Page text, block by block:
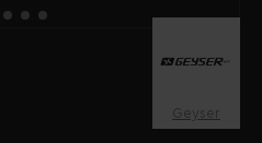
Geyser